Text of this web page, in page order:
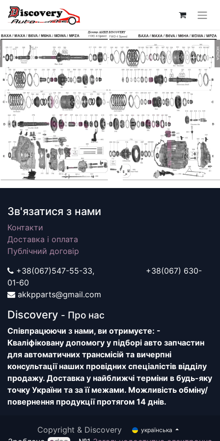
Зв'язатися з нами
Контакти
Доставка і оплата
Публічний договір
+38(067)547-55-33, +38(067) 630-
01-60
akkpparts@gmail.com
Discovery - Про нас
Співпрацюючи з нами, ви отримуєте: -
Кваліфіковану допомогу у підборі авто запчастин
для автоматичних трансмісій та вичерпні
консультації наших провідних спеціалістів відділу
продажу. Доставка у найближчі терміни в будь-яку
точку України та за її межами. Можливість обміну/
повернення продукції протягом 14 днів.
Copyright & Discovery українська